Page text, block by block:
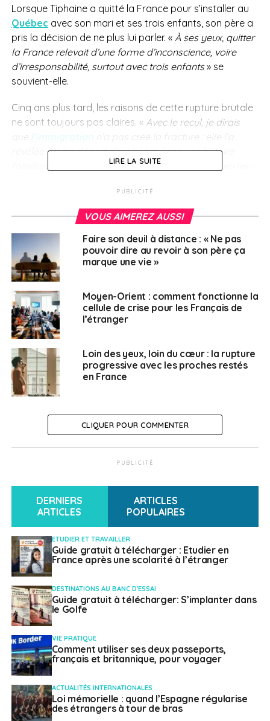
Lorsque Tiphaine a quitté la France pour s’installer au
Québec avec son mari et ses trois enfants, son père a
pris la décision de ne plus lui parler. « À ses yeux, quitter
la France relevait d’une forme d’inconscience, voire
d’irresponsabilité, surtout avec trois enfants» se
souvient-elle.
Cinq ans plus tard, les raisons de cette rupture brutale
ne sont toujours pas claires. « Avec le recul, je dirais
révélée. Notre départ s’est inscrit dans une histoire
familiale déjà fragile. Une dispute importante a eu lieu
déjà très chargé émotionnellement puisque cela
coïncidait avec notre mariage. Sa fille aînée se mariait,
est-ce ça la véritable raison ? Je ne peux répondre à
cette question, puisque nous n’avons pas eu
d’explication depuis.»
La sœur de Tiphaine a également mal vécu son départ,
qu’elle a considéré comme un abandon. « Mais elle
comprend pourquoi nous l’avons fait et on s’appelle
quasiment tous les jours.» «
personne laissée sur place puisse avoir un sentiment
d’abandon
» confirme Dominique Dapei, médiatrice
entre Paris et
Rome. Même si ce n’est pas toujours le
sentiment qui prédomine. «
ressentir du soulagement, de la liberté d’une part et
explique l’émergence de ces vives émotions ?
Crédit photo : Unsplash / Christian GAFENESCH
L’éloignement, un
révélateur de
divergences
Avec le recul, Tiphaine pense ne pas avoir su préparer
LIRE LA SUITE
PUBLICITÉ
VOUS AIMEREZ AUSSI
Faire son deuil à distance : « Ne pas
pouvoir dire au revoir à son père ça
marque une vie »
Moyen-Orient : comment fonctionne la
cellule de crise pour les Français de
l’étranger
Loin des yeux, loin du cœur : la rupture
progressive avec les proches restés
en France
CLIQUER POUR COMMENTER
PUBLICITÉ
DERNIERS
ARTICLES
ARTICLES
POPULAIRES
ETUDIER ET TRAVAILLER
Guide gratuit à télécharger : Etudier en
France après une scolarité à l’étranger
DESTINATIONS AU BANC D'ESSAI
Guide gratuit à télécharger: S’implanter dans
le Golfe
VIE PRATIQUE
Comment utiliser ses deux passeports,
français et britannique, pour voyager
ACTUALITÉS INTERNATIONALES
Loi mémorielle : quand l’Espagne régularise
des étrangers à tour de bras